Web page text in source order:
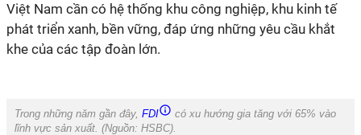
Việt Nam cần có hệ thống khu công nghiệp, khu kinh tế
phát triển xanh, bền vững, đáp ứng những yêu cầu khắt
khe của các tập đoàn lớn.
Trong những năm gần đây, FDI
có xu hướng gia tăng với 65% vào
lĩnh vực sản xuất. (Nguồn: HSBC).